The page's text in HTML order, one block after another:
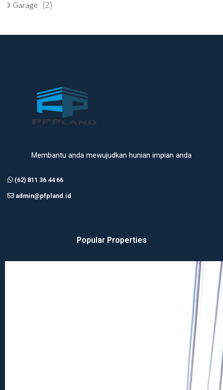
Garage (2)
Membantu anda mewujudkan hunian impian anda
(62) 811 36 44 66
admin@pfpland.id
Popular Properties